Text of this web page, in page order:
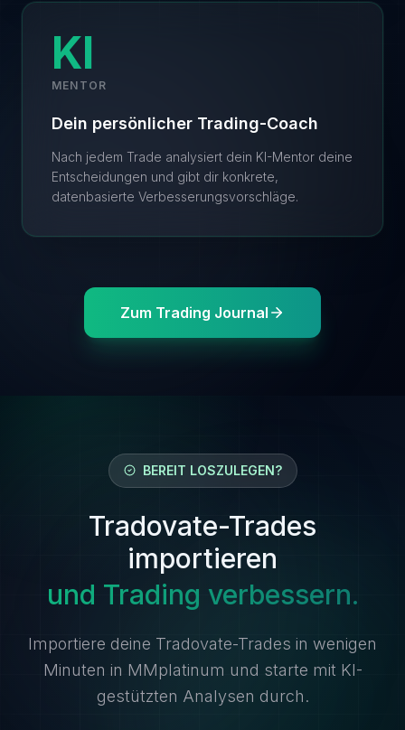
KI
MENTOR
Dein persönlicher Trading-Coach
Nach jedem Trade analysiert dein KI-Mentor deine
Entscheidungen und gibt dir konkrete,
datenbasierte Verbesserungsvorschläge.
Zum Trading Journal
BEREIT LOSZULEGEN?
Tradovate-Trades
importieren
und Trading verbessern.
Importiere deine Tradovate-Trades in wenigen
Minuten in MMplatinum und starte mit KI-
gestützten Analysen durch.